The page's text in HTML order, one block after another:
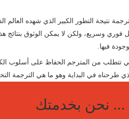
نتيجة التطور الكبير الذي شهده العالم
وسريع، ولكن لا يمكن الوثوق بنتائج
فيها.
تتطلب من المترجم الحفاظ على أسلوب
في البداية وهو ما هي الترجمة
... نحن بخدمتك